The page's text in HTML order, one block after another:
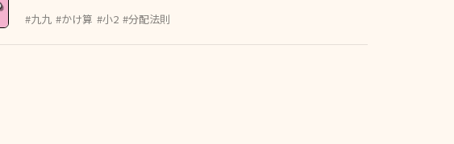
#九九 #かけ算 #小2 #分配法則